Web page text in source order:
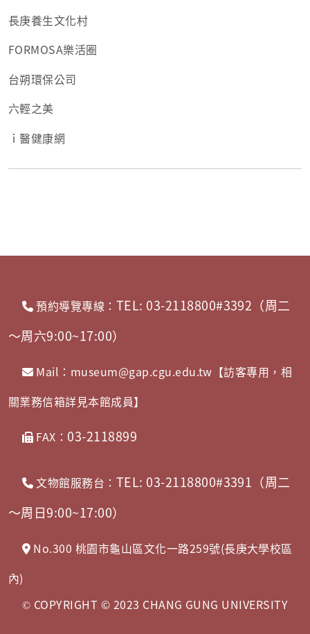
長庚養生文化村
FORMOSA樂活圈
台朔環保公司
六輕之美
ｉ醫健康網
預約導覽專線： TEL: 03-2118800#3392（周二
～周六9:00~17:00）
Mail：museum@gap.cgu.edu.tw【訪客專用，相
關業務信箱詳見本館成員】
FAX： 03-2118899
文物館服務台： TEL: 03-2118800#3391（周二
～周日9:00~17:00）
No.300 桃園市龜山區文化一路259號(長庚大學校區
內)
© COPYRIGHT © 2023 CHANG GUNG UNIVERSITY